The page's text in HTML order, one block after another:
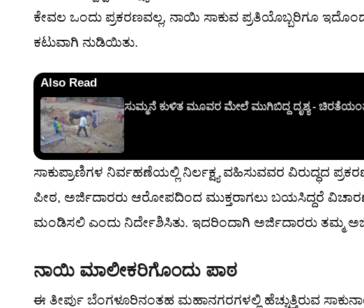
ಕೇವಲ ಒಂದು ಪ್ರಕರಣವಲ್ಲ, ನಾಯಿ ಸಾಕುವ ಪ್ರತಿಯೊಬ್ಬರಿಗೂ
ಕಟುವಾಗಿ ನುಡಿಯಿತು.
Also Read
ಸುಮ್ಮನೆ ಕುಳಿತ ಮೂವರ ಮೇಲೆ ಮುಗಿಬಿದ್ದ ದೃಶ್ಯ -
ಸಾಕುಪ್ರಾಣಿಗಳ ನಿರ್ವಹಣೆಯಲ್ಲಿ ನಿರ್ಲಕ್ಷ್ಯ ವಹಿಸುವವರ ವಿರುದ್ಧದ
ಪೀಠ, ಅರ್ಜಿದಾರರು ಆರೋಪದಿಂದ ಮುಕ್ತರಾಗಲು ಬಯಸಿದ್ದರೆ
ಮಂಡಿಸಲಿ ಎಂದು ನಿರ್ದೇಶಿಸಿತು. ಇದರಿಂದಾಗಿ ಅರ್ಜಿದಾರರು ತಮ್ಮ
ನಾಯಿ ಮಾಲೀಕರಿಗೊಂದು ಪಾಠ
ಈ ತೀರ್ಪು ಬೆಂಗಳೂರಿನಂತಹ ಮಹಾನಗರಗಳಲ್ಲಿ ಹೆಚ್ಚುತ್ತಿರುವ